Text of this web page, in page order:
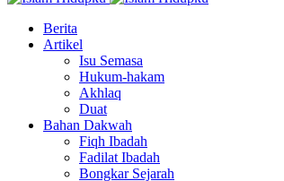
Berita
Artikel
Isu Semasa
Hukum-hakam
Akhlaq
Duat
Bahan Dakwah
Fiqh Ibadah
Fadilat Ibadah
Bongkar Sejarah